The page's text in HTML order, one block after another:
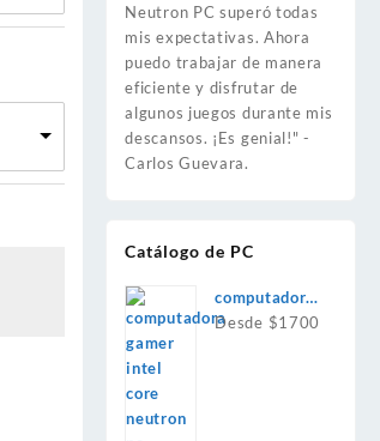
Neutron PC superó todas
mis expectativas. Ahora
puedo trabajar de manera
eficiente y disfrutar de
algunos juegos durante mis
descansos. ¡Es genial!" -
Carlos Guevara.
Catálogo de PC
computadora
intel i7
Desde $1700